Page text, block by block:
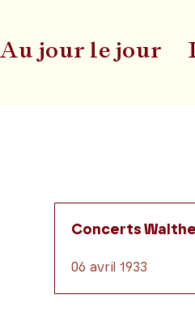
Au jour le jour
Concerts
06 avril 1933